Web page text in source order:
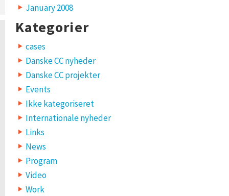
January 2008
Kategorier
cases
Danske CC nyheder
Danske CC projekter
Events
Ikke kategoriseret
Internationale nyheder
Links
News
Program
Video
Work